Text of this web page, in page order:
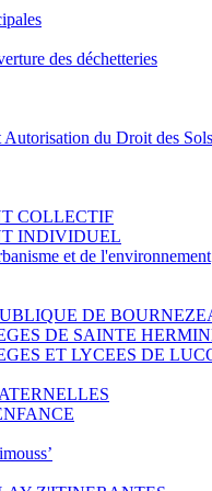
des déchetteries
du Droit des Sols
COLLECTIF
INDIVIDUEL
et de l'environnement
DE
DE SAINTE
ET LYCEES DE